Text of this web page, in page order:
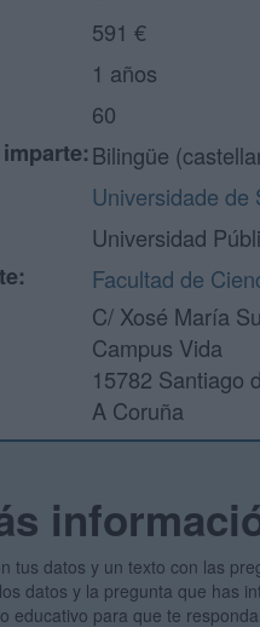
591 €
1 años
60
Bilingüe
Universidade de
Universidad
Facultad de
C/ Xosé María
Campus Vida
15782 Santiago
A Coruña
tus datos y un texto con las
datos y la pregunta que has
educativo para que te